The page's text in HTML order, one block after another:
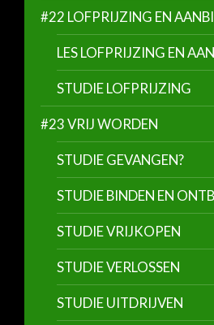
#22 LOFPRIJZING EN
LES LOFPRIJZING EN
STUDIE LOFPRIJZING
#23 VRIJ WORDEN
STUDIE GEVANGEN?
STUDIE BINDEN EN
STUDIE VRIJKOPEN
STUDIE VERLOSSEN
STUDIE UITDRIJVEN